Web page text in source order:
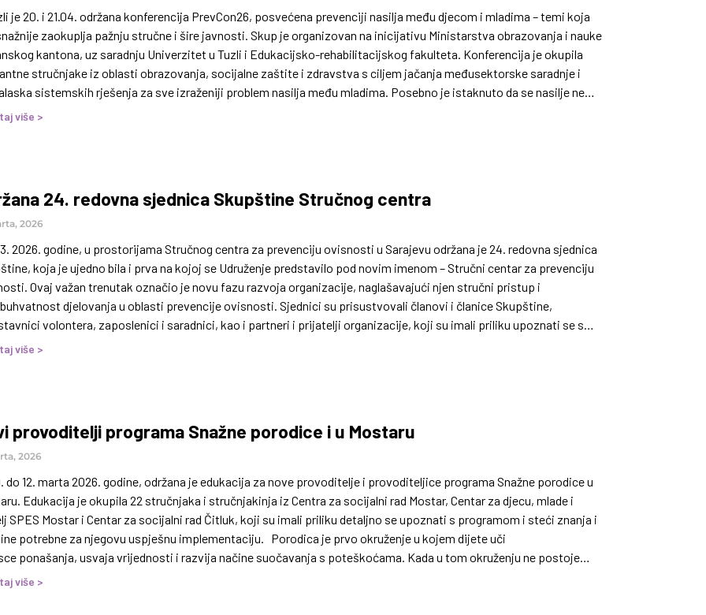
je 20. i 21.04. održana konferencija PrevCon26, posvećena prevenciji nasilja među djecom i mladima – temi koja
zaokuplja pažnju stručne i šire javnosti. Skup je organizovan na inicijativu Ministarstva obrazovanja i nauke
kantona, uz saradnju Univerzitet u Tuzli i Edukacijsko-rehabilitacijskog fakulteta. Konferencija je okupila
stručnjake iz oblasti obrazovanja, socijalne zaštite i zdravstva s ciljem jačanja međusektorske saradnje i
sistemskih rješenja za sve izraženiji problem nasilja među mladima. Posebno je istaknuto da se nasilje ne
posmatrati izolovano, već kao kompleksan društveni izazov koji
više >
24. redovna sjednica Skupštine Stručnog centra
2026
2026. godine, u prostorijama Stručnog centra za prevenciju ovisnosti u Sarajevu održana je 24. redovna sjednica
koja je ujedno bila i prva na kojoj se Udruženje predstavilo pod novim imenom – Stručni centar za prevenciju
Ovaj važan trenutak označio je novu fazu razvoja organizacije, naglašavajući njen stručni pristup i
djelovanja u oblasti prevencije ovisnosti. Sjednici su prisustvovali članovi i članice Skupštine,
volontera, zaposlenici i saradnici, kao i partneri i prijatelji organizacije, koji su imali priliku upoznati se s
rezultatima rada u protekloj godini,
više >
provoditelji programa Snažne porodice i u Mostaru
2026
do 12. marta 2026. godine, održana je edukacija za nove provoditelje i provoditeljice programa Snažne porodice u
Edukacija je okupila 22 stručnjaka i stručnjakinja iz Centra za socijalni rad Mostar, Centar za djecu, mlade i
SPES Mostar i Centar za socijalni rad Čitluk, koji su imali priliku detaljno se upoznati s programom i steći znanja i
potrebne za njegovu uspješnu implementaciju. Porodica je prvo okruženje u kojem dijete uči
ponašanja, usvaja vrijednosti i razvija načine suočavanja s poteškoćama. Kada u tom okruženju ne postoje
snažni temelji za zdrav emocionalni i socijalni razvoj, povećava se vjerovatnoća da će mlada
više >